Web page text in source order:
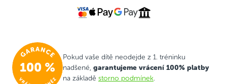
Pokud vaše dítě neodejde z 1. tréninku
nadšené, garantujeme vrácení 100% platby
na základě storno podmínek